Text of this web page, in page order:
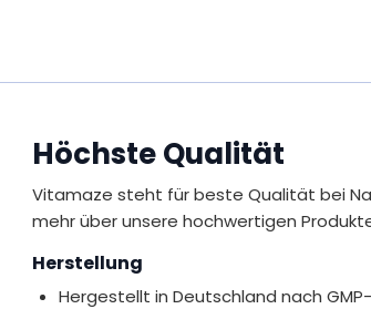
Höchste Qualität
Vitamaze steht für beste Qualität bei
mehr über unsere hochwertigen
Herstellung
Hergestellt in Deutschland nach